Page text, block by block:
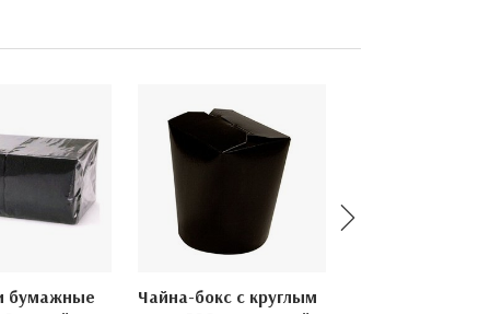
бумажные
Чайна-бокс с круглым